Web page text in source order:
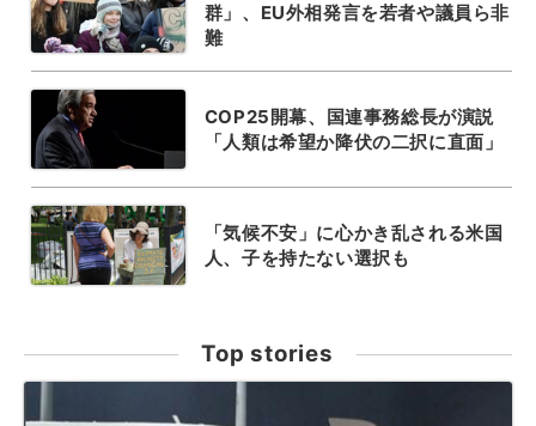
群」、EU外相発言を若者や議員ら非
難
COP25開幕、国連事務総長が演説
「人類は希望か降伏の二択に直面」
「気候不安」に心かき乱される米国
人、子を持たない選択も
Top stories